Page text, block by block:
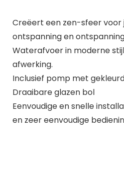
Creëert een zen-sfeer
ontspanning en
Waterafvoer in moderne
afwerking.
Inclusief pomp met
Draaibare glazen bol
Eenvoudige en snelle
en zeer eenvoudige